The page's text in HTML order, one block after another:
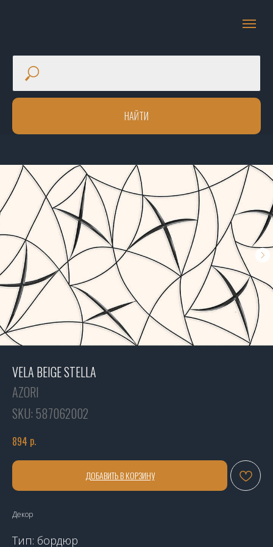
НАЙТИ
VELA BEIGE STELLA
AZORI
SKU: 587062002
894 р.
ДОБАВИТЬ В КОРЗИНУ
Декор
Тип: бордюр